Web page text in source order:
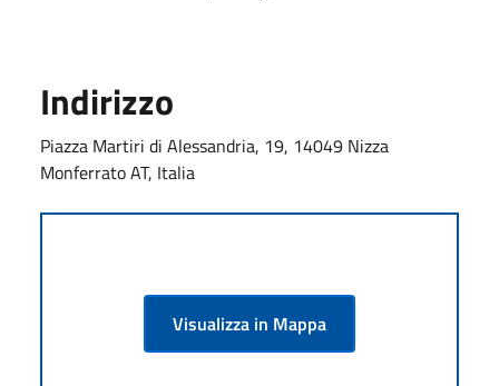
Indirizzo
Piazza Martiri di Alessandria, 19, 14049 Nizza
Monferrato AT, Italia
Visualizza in Mappa